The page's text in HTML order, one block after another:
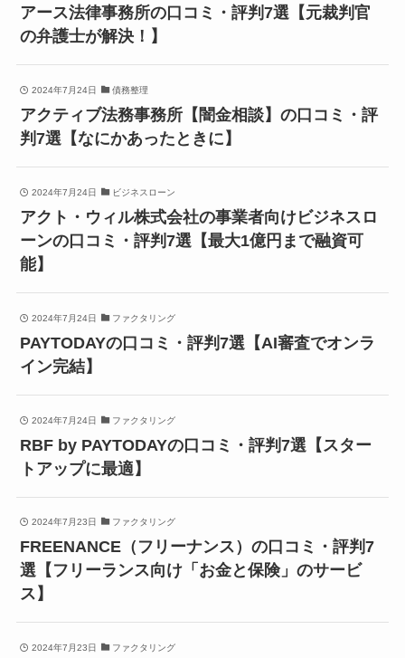
アース法律事務所の口コミ・評判7選【元裁判官
の弁護士が解決！】
2024年7月24日 債務整理
アクティブ法務事務所【闇金相談】の口コミ・評
判7選【なにかあったときに】
2024年7月24日 ビジネスローン
アクト・ウィル株式会社の事業者向けビジネスロ
ーンの口コミ・評判7選【最大1億円まで融資可
能】
2024年7月24日 ファクタリング
PAYTODAYの口コミ・評判7選【AI審査でオンラ
イン完結】
2024年7月24日 ファクタリング
RBF by PAYTODAYの口コミ・評判7選【スター
トアップに最適】
2024年7月23日 ファクタリング
FREENANCE（フリーナンス）の口コミ・評判7
選【フリーランス向け「お金と保険」のサービ
ス】
2024年7月23日 ファクタリング